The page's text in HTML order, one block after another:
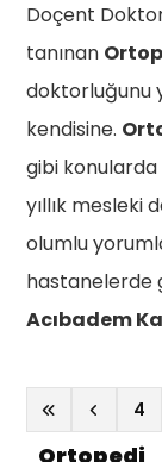
Ortopedi
Doçent
tanınan
doktorluğunu
kendisine.
gibi
yıllık mesleki
olumlu
hastanelerde
Acıbadem
4